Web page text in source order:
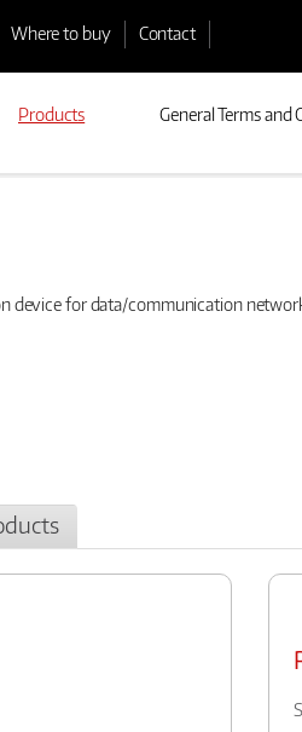
Where to buy Contact
Products General Terms and
device for data/communication